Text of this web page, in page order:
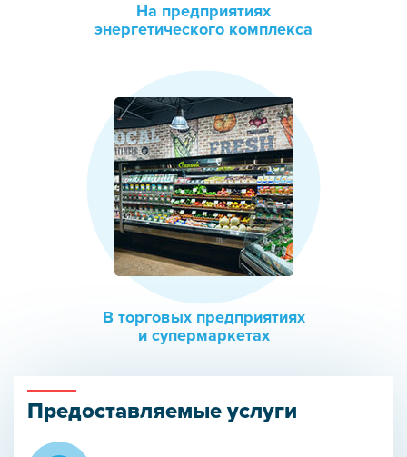
На предприятиях
энергетического комплекса
В торговых предприятиях
и супермаркетах
Предоставляемые услуги